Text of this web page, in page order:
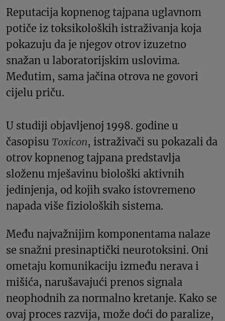
Reputacija kopnenog tajpana uglavnom
potiče iz toksikoloških istraživanja koja
pokazuju da je njegov otrov izuzetno
snažan u laboratorijskim uslovima.
Međutim, sama jačina otrova ne govori
cijelu priču.
U studiji objavljenoj 1998. godine u
časopisu Toxicon, istraživači su pokazali da
otrov kopnenog tajpana predstavlja
složenu mješavinu biološki aktivnih
jedinjenja, od kojih svako istovremeno
napada više fizioloških sistema.
Među najvažnijim komponentama nalaze
se snažni presinaptički neurotoksini. Oni
ometaju komunikaciju između nerava i
mišića, narušavajući prenos signala
neophodnih za normalno kretanje. Kako se
ovaj proces razvija, može doći do paralize,